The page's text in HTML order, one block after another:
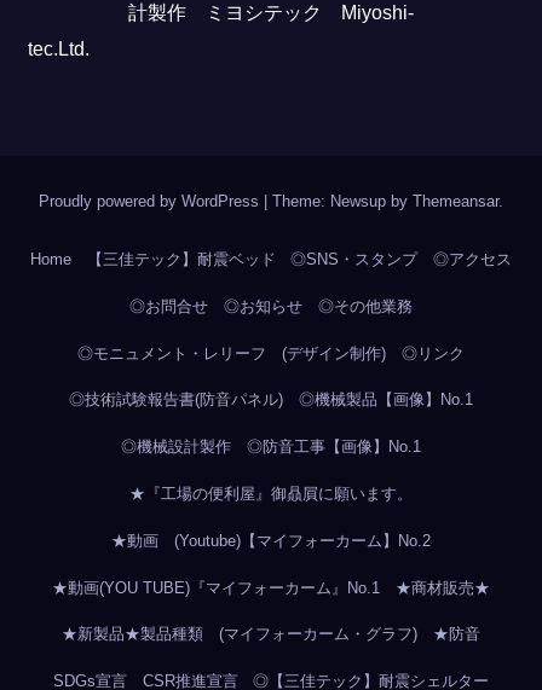
計製作 ミヨシテック Miyoshi-
tec.Ltd.
Proudly powered by WordPress | Theme: Newsup by Themeansar.
Home 【三佳テック】耐震ベッド ◎SNS・スタンプ ◎アクセス
◎お問合せ ◎お知らせ ◎その他業務
◎モニュメント・レリーフ (デザイン制作) ◎リンク
◎技術試験報告書(防音パネル) ◎機械製品【画像】No.1
◎機械設計製作 ◎防音工事【画像】No.1
★『工場の便利屋』御贔屓に願います。
★動画 (Youtube)【マイフォーカーム】No.2
★動画(YOU TUBE)『マイフォーカーム』No.1 ★商材販売★
★新製品★製品種類 (マイフォーカーム・グラフ) ★防音
SDGs宣言 CSR推進宣言 ◎【三佳テック】耐震シェルター